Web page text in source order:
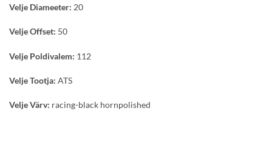
Velje Diameeter: 20
Velje Offset: 50
Velje Poldivalem: 112
Velje Tootja: ATS
Velje Värv: racing-black hornpolished